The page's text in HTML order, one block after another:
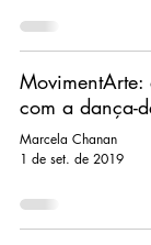
MovimentArte:
com a dança-
Marcela Chanan
1 de set. de 2019